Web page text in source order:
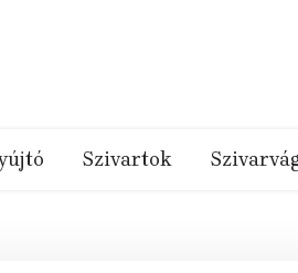
Szivartok